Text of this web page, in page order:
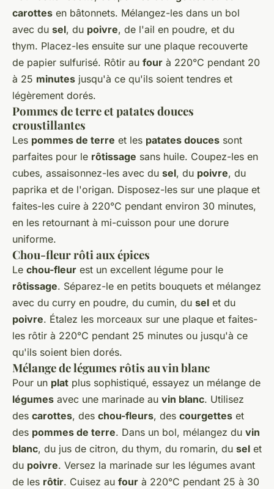
carottes en bâtonnets. Mélangez-les dans un bol
avec du sel, du poivre, de l'ail en poudre, et du
thym. Placez-les ensuite sur une plaque recouverte
de papier sulfurisé. Rôtir au four à 220°C pendant 20
à 25 minutes jusqu'à ce qu'ils soient tendres et
légèrement dorés.
Pommes de terre et patates douces
croustillantes
Les pommes de terre et les patates douces sont
parfaites pour le rôtissage sans huile. Coupez-les en
cubes, assaisonnez-les avec du sel, du poivre, du
paprika et de l'origan. Disposez-les sur une plaque et
faites-les cuire à 220°C pendant environ 30 minutes,
en les retournant à mi-cuisson pour une dorure
uniforme.
Chou-fleur rôti aux épices
Le chou-fleur est un excellent légume pour le
rôtissage. Séparez-le en petits bouquets et mélangez
avec du curry en poudre, du cumin, du sel et du
poivre. Étalez les morceaux sur une plaque et faites-
les rôtir à 220°C pendant 25 minutes ou jusqu'à ce
qu'ils soient bien dorés.
Mélange de légumes rôtis au vin blanc
Pour un plat plus sophistiqué, essayez un mélange de
légumes avec une marinade au vin blanc. Utilisez
des carottes, des chou-fleurs, des courgettes et
des pommes de terre. Dans un bol, mélangez du vin
blanc, du jus de citron, du thym, du romarin, du sel et
du poivre. Versez la marinade sur les légumes avant
de les rôtir. Cuisez au four à 220°C pendant 25 à 30